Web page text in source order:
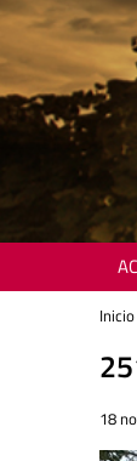
Inicio
18